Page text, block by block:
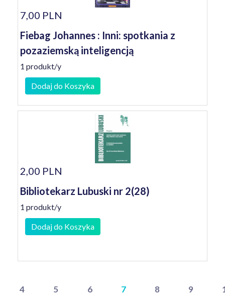
7,00 PLN
Fiebag Johannes : Inni: spotkania z
pozaziemską inteligencją
1 produkt/y
Dodaj do Koszyka
2,00 PLN
Bibliotekarz Lubuski nr 2(28)
1 produkt/y
Dodaj do Koszyka
4 5 6 7 8 9